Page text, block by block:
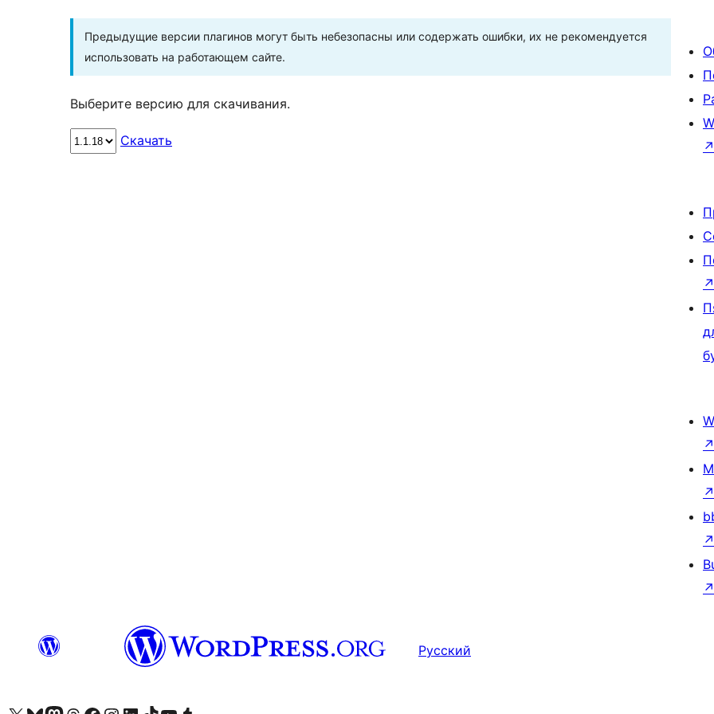
Предыдущие версии плагинов могут быть небезопасны или содержать ошибки, их не рекомендуется
использовать на работающем сайте.
Выберите версию для скачивания.
Скачать
↗
↗
↗
↗
↗
↗
Русский